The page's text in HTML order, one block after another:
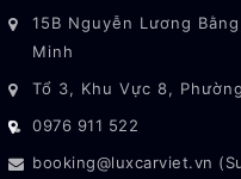
15B Nguyễn Lương
Minh
Tổ 3, Khu Vực 8,
0976 911 522
booking@luxcarviet.vn